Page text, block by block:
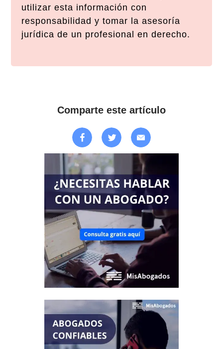
utilizar esta información con
responsabilidad y tomar la asesoría
jurídica de un profesional en derecho.
Comparte este artículo